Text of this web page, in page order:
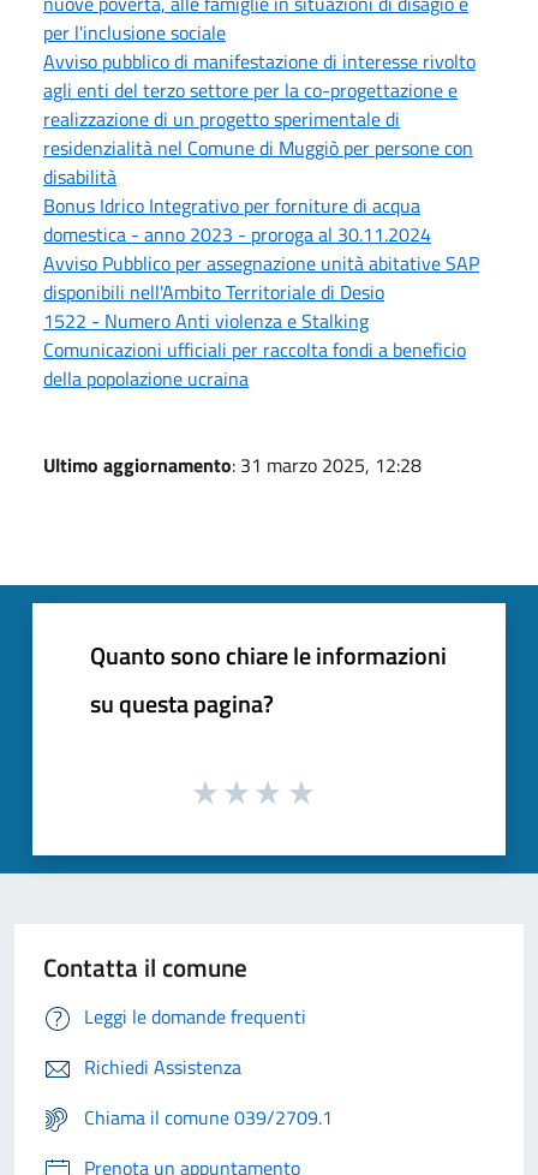
per l'inclusione sociale
Avviso pubblico di manifestazione di interesse rivolto
agli enti del terzo settore per la co-progettazione e
realizzazione di un progetto sperimentale di
residenzialità nel Comune di Muggiò per persone con
disabilità
Bonus Idrico Integrativo per forniture di acqua
domestica - anno 2023 - proroga al 30.11.2024
Avviso Pubblico per assegnazione unità abitative SAP
disponibili nell'Ambito Territoriale di Desio
1522 - Numero Anti violenza e Stalking
Comunicazioni ufficiali per raccolta fondi a beneficio
della popolazione ucraina
Ultimo aggiornamento: 31 marzo 2025, 12:28
Quanto sono chiare le informazioni
su questa pagina?
Contatta il comune
Leggi le domande frequenti
Richiedi Assistenza
Chiama il comune 039/2709.1
Prenota un appuntamento